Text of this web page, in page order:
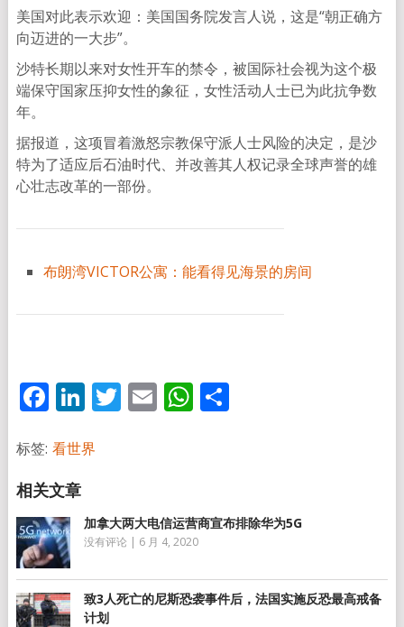
美国对此表示欢迎：美国国务院发言人说，这是“朝正确方
向迈进的一大步”。
沙特长期以来对女性开车的禁令，被国际社会视为这个极
端保守国家压抑女性的象征，女性活动人士已为此抗争数
年。
据报道，这项冒着激怒宗教保守派人士风险的决定，是沙
特为了适应后石油时代、并改善其人权记录全球声誉的雄
心壮志改革的一部份。
布朗湾VICTOR公寓：能看得见海景的房间
Facebook
LinkedIn
Twitter
EmailWhatsApp
分
标签: 看世界
加拿大两大电信运营商宣布排除华为5G
没有评论 | 6 月 4, 2020
致3人死亡的尼斯恐袭事件后，法国实施反恐最高戒备
计划